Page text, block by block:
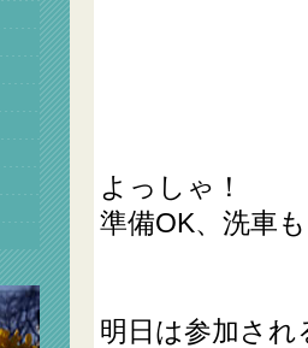
よっしゃ！
準備OK、洗車
明日は参加さ